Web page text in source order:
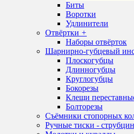
Биты
Воротки
Удлинители
Отвёртки +
Наборы отвёрток
Шарнирно-губцевый
Плоскогубцы
Длинногубцы
Круглогубцы
Бокорезы
Клещи
Болторезы
Съёмники стопорных
Ручные тиски -